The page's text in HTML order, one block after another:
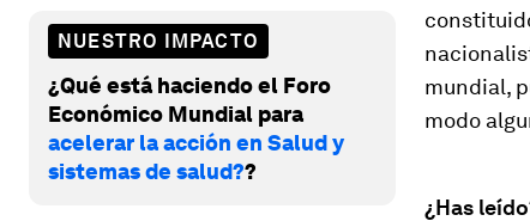
NUESTRO IMPACTO
¿Qué está haciendo el Foro
Económico Mundial para
acelerar la acción en Salud y
sistemas de salud??
mundial,
modo
¿Has